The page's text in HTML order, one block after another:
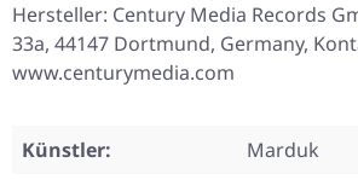
Hersteller: Century Media Records
33a, 44147 Dortmund, Germany,
www.centurymedia.com
Künstler:
Marduk